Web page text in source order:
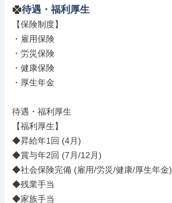
待遇・福利厚生
【保険制度】
・雇用保険
・労災保険
・健康保険
・厚生年金
待遇・福利厚生
【福利厚生】
◆昇給年1回 (4月)
◆賞与年2回 (7月/12月)
◆社会保険完備 (雇用/労災/健康/厚生年金)
◆残業手当
◆家族手当